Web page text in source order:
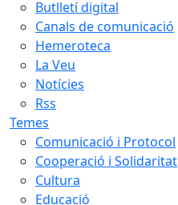
Butlletí digital
Canals de comunicació
Hemeroteca
La Veu
Notícies
Rss
Temes
Comunicació i Protocol
Cooperació i Solidaritat
Cultura
Educació